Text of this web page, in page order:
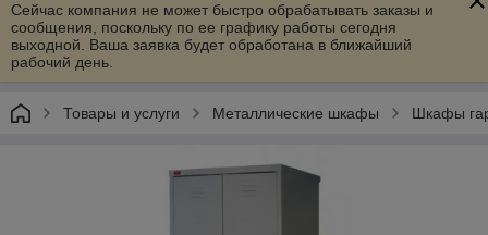
Сейчас компания не может быстро обрабатывать заказы и
сообщения, поскольку по ее графику работы сегодня
выходной. Ваша заявка будет обработана в ближайший
рабочий день.
Товары и услуги Металлические шкафы Шкафы